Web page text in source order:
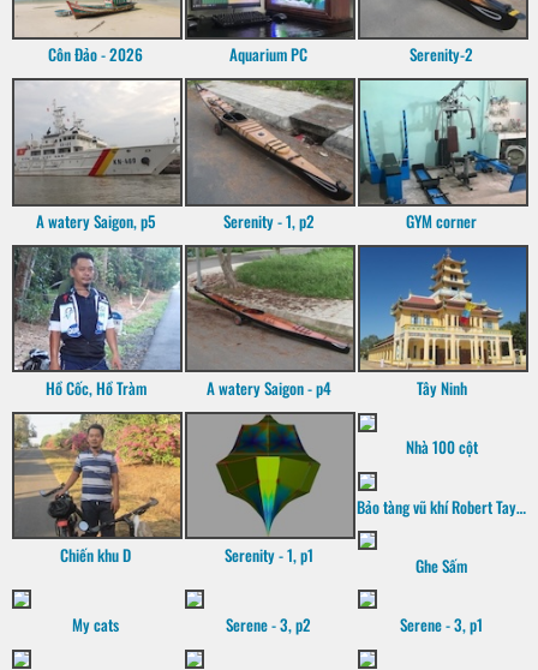
Côn Đảo - 2026 Aquarium PC Serenity-2
A watery Saigon, p5 Serenity - 1, p2 GYM corner
Hồ Cốc, Hồ Tràm A watery Saigon - p4 Tây Ninh
Chiến khu D Serenity - 1, p1
Nhà 100 cột
Bảo tàng vũ khí Robert Taylor
Ghe Sấm
My cats Serene - 3, p2 Serene - 3, p1